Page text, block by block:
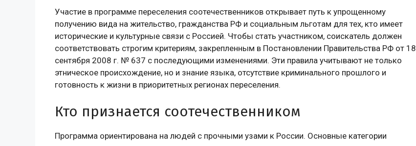
Участие в программе переселения соотечественников открывает путь к упрощенному
получению вида на жительство, гражданства РФ и социальным льготам для тех, кто имеет
исторические и культурные связи с Россией. Чтобы стать участником, соискатель должен
соответствовать строгим критериям, закрепленным в Постановлении Правительства РФ от 18
сентября 2008 г. № 637 с последующими изменениями. Эти правила учитывают не только
этническое происхождение, но и знание языка, отсутствие криминального прошлого и
готовность к жизни в приоритетных регионах переселения.
Кто признается соотечественником
Программа ориентирована на людей с прочными узами к России. Основные категории